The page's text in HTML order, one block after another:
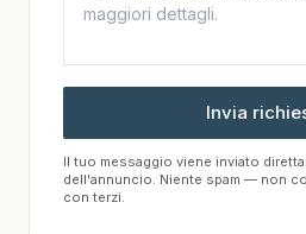
Invia
Il tuo messaggio viene inviato
dell'annuncio. Niente spam — non
con terzi.